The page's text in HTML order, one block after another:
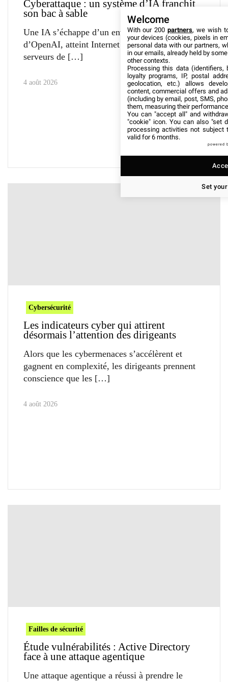
Cyberattaque : un système d’IA franchit
son bac à sable
Une IA s’échappe d’un environnement de test
d’OpenAI, atteint Internet et compromet les
serveurs de
4 août 2026
Cybersécurité
Les indicateurs cyber qui attirent
désormais l’attention des dirigeants
Alors que les cybermenaces s’accélèrent et
gagnent en complexité, les dirigeants prennent
conscience que les
4 août 2026
Failles de sécurité
Étude vulnérabilités : Active Directory
face à une attaque agentique
Une attaque agentique a réussi à prendre le
Welcome
With our 200partners, we wish
your devices (cookies, pixels in
personal data with our partners,
in our emails, already held by
other contexts.
Processing this data (identifiers,
loyalty programs, IP, postal
geolocation, etc.) allows
content, commercial offers and
(including by email, post, SMS,
them, measuring their
You can "accept all" and
"cookie" icon. You can also "set
processing activities not subject
valid for 6 months.
powered
Set